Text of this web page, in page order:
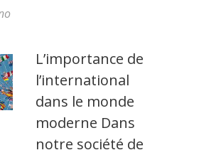
L’importance de
l’international
dans le monde
moderne Dans
notre société de